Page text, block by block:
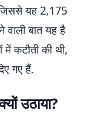
जिससे यह 2,175
वाली बात यह है
में कटौती की थी,
गए हैं.
उठाया?